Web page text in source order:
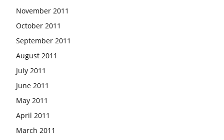
November 2011
October 2011
September 2011
August 2011
July 2011
June 2011
May 2011
April 2011
March 2011